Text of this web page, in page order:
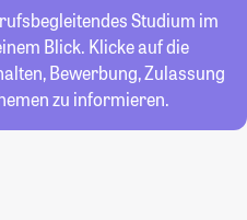
Studium im
Blick. Klicke auf die
Bewerbung, Zulassung
zu informieren.